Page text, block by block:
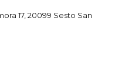
17, 20099 Sesto San